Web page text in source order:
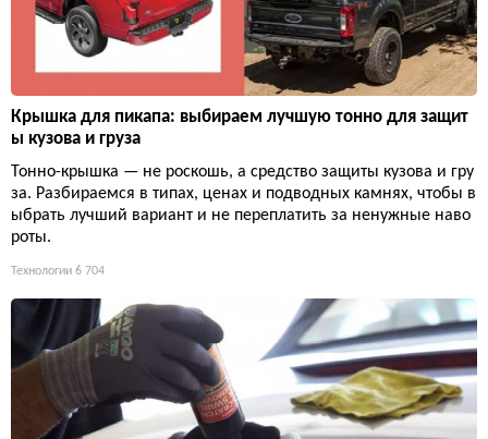
Крышка для пикапа: выбираем лучшую тонно для защит
ы кузова и груза
Тонно-крышка — не роскошь, а средство защиты кузова и гру
за. Разбираемся в типах, ценах и подводных камнях, чтобы в
ыбрать лучший вариант и не переплатить за ненужные наво
роты.
Технологии 6 704